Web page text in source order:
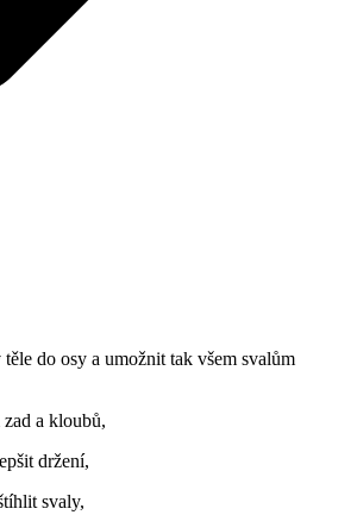
do osy a umožnit tak všem svalům
a kloubů,
držení,
svaly,